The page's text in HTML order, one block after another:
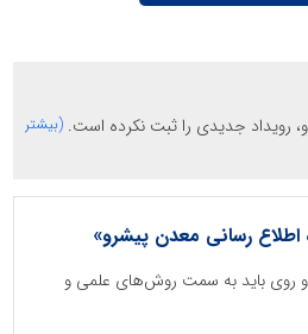
رویداد جدیدی را ثبت نکرده است. (بیشتر
اطلاع رسانی معدن پیشرو»
باید به سمت روش‌های علمی و